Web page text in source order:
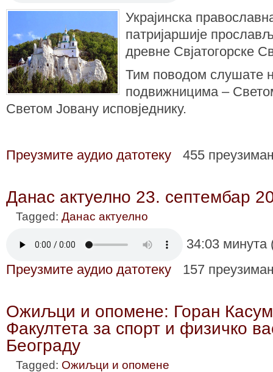
Украјинска
патријаршије
древне Свјатогорске
Тим поводом слушате
подвижницима –
Светом Јовану исповједнику.
Преузмите аудио датотеку 455
Данас актуелно 23. септембар
Tagged: Данас актуелно
34:03
Преузмите аудио датотеку
157
Ожиљци и опомене: Горан
Факултета за спорт и физичко
Београду
Tagged: Ожиљци и опомене